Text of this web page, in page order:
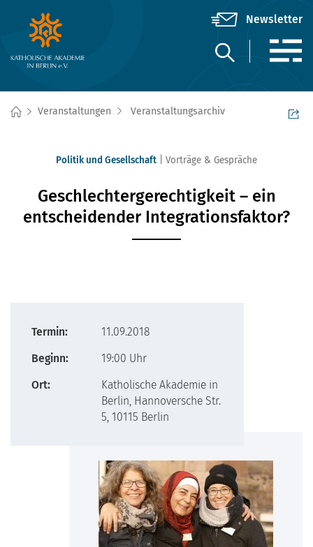
Veranstaltungen Veranstaltungsarchiv
Politik und Gesellschaft Vorträge & Gespräche
Geschlechtergerechtigkeit – ein
entscheidender Integrationsfaktor?
Termin:
11.09.2018
Beginn:
19:00 Uhr
Ort:
Katholische Akademie in
Berlin, Hannoversche Str.
5, 10115 Berlin